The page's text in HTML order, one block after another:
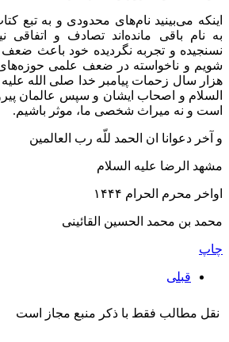
اینکه می‌بینید نام‌های محدودی و به تبع
به نام باقی مانده‌اند تصادف و اتفاقی
نسنجیده و تجربه نگردیده خود باعث
شویم و ناخواسته در ضعف علمی حوزه‌های
هزار سال زحمات پیامبر خدا صلی الله
السلام و اصحاب ایشان و سپس عالمان پیرو
است و نه میراث شخصی ما، موثر باشیم.
و آخر دعوانا ان الحمد للّه رب العالمین
مشهد الرضا علیه السلام
اواخر محرم الحرام ۱۴۴۴
محمد بن محمد الحسین القائینی
چاپ
قبلی
نقل مطالب فقط با ذکر منبع مجاز است